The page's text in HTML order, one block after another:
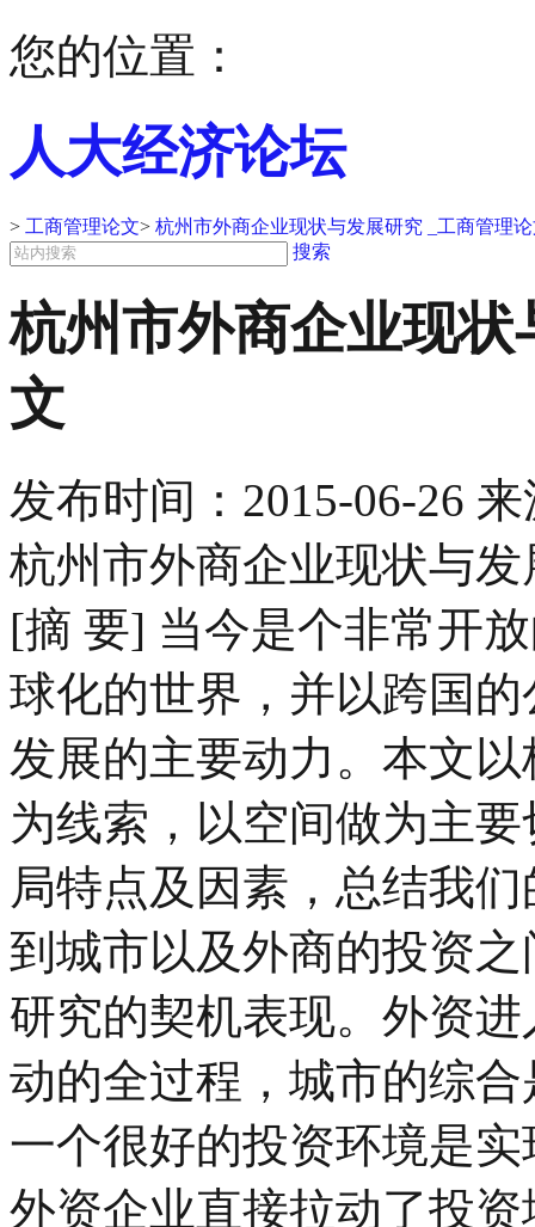
您的位置：
人大经济论坛
> 工商管理论文> 杭州市外商企业现状与发展研究 _工商管理
搜索
杭州市外商企业现
文
发布时间： 2015-06-26 来
杭州市外商企业现状与
[摘 要] 当今是个非常开
球化的世界，并以跨国
发展的主要动力。本文
为线索，以空间做为主
局特点及因素，总结我
到城市以及外商的投资
研究的契机表现。外资
动的全过程，城市的综
一个很好的投资环境是
外资企业直接拉动了投